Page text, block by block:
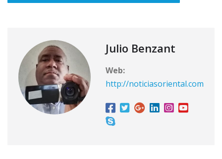
Julio Benzant
Web:
http://noticiasoriental.com